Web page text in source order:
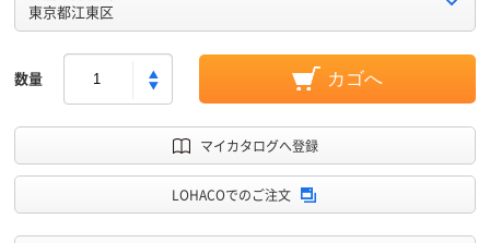
東京都江東区
数量 カゴへ
マイカタログへ登録
LOHACOでのご注文